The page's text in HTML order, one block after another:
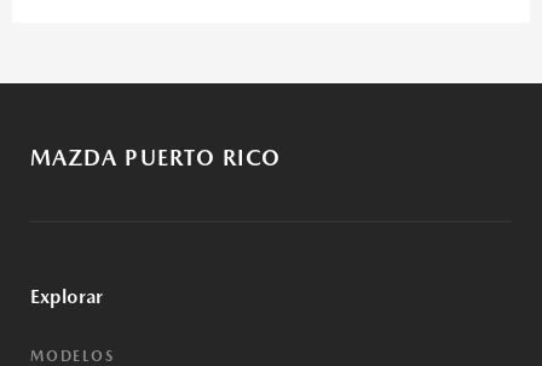
MAZDA PUERTO RICO
Explorar
MODELOS